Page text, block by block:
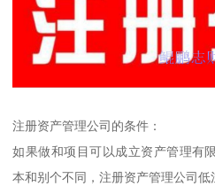
注册资产管理公司的条件：
如果做和项目可以成立资产管理有
本和别个不同，注册资产管理公司低